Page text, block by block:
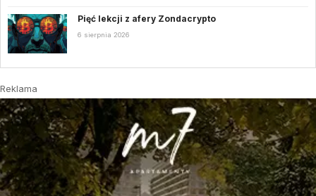
Pięć lekcji z afery Zondacrypto
6 sierpnia 2026
Reklama